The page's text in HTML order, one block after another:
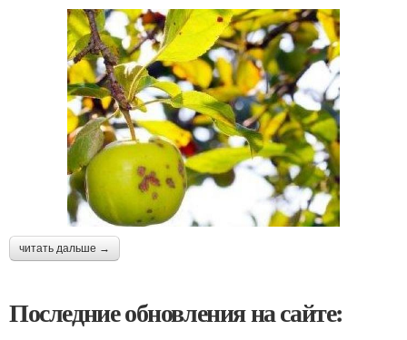
читать дальше →
Последние обновления на сайте: